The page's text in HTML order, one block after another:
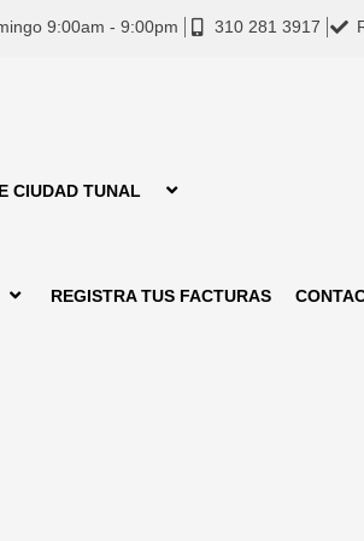
9:00am - 9:00pm 310 281 3917
CIUDAD TUNAL
REGISTRA TUS FACTURAS